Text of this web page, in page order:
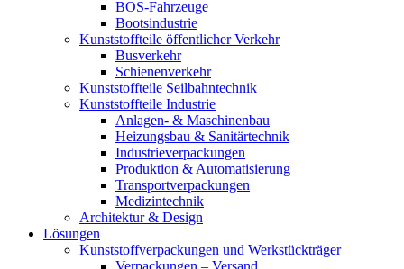
BOS-Fahrzeuge
Bootsindustrie
Kunststoffteile öffentlicher Verkehr
Busverkehr
Schienenverkehr
Kunststoffteile Seilbahntechnik
Kunststoffteile Industrie
Anlagen- & Maschinenbau
Heizungsbau & Sanitärtechnik
Industrieverpackungen
Produktion & Automatisierung
Transportverpackungen
Medizintechnik
Architektur & Design
Lösungen
Kunststoffverpackungen und Werkstückträger
Verpackungen – Versand